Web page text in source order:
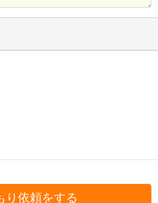
り依頼をする